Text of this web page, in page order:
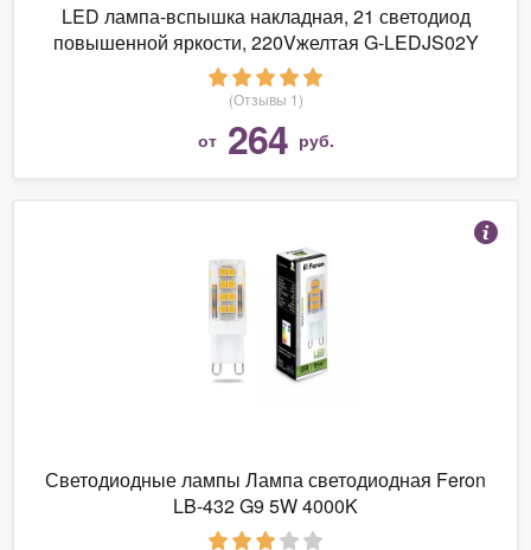
LED лампа-вспышка накладная, 21 светодиод
повышенной яркости, 220Vжелтая G-LEDJS02Y
(Отзывы 1)
от 264 руб.
Светодиодные лампы Лампа светодиодная Feron
LB-432 G9 5W 4000K